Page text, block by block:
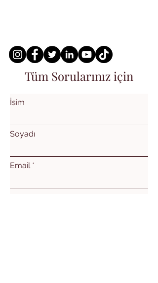
Tüm Sorularınız için
İsim
Soyadı
Email